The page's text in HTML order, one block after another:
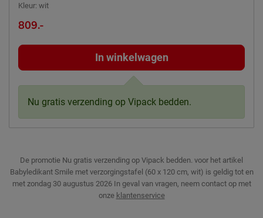
Kleur: wit
809.-
In winkelwagen
Nu gratis verzending op Vipack bedden.
De promotie Nu gratis verzending op Vipack bedden. voor het artikel
Babyledikant Smile met verzorgingstafel (60 x 120 cm, wit) is geldig tot en
met zondag 30 augustus 2026 In geval van vragen, neem contact op met
onze klantenservice